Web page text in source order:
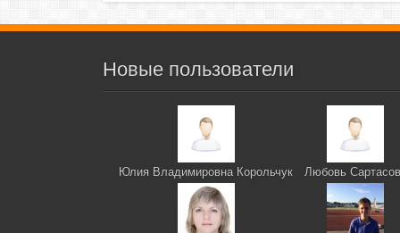
Новые пользователи
Юлия Владимировна Корольчук Любовь